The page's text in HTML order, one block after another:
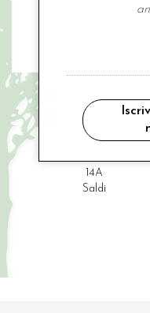
abito jeans salopette
€ 149.00
14A
Saldi